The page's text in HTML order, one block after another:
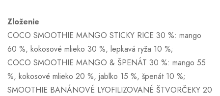
Zloženie
COCO SMOOTHIE MANGO STICKY RICE 30 %: mango
60 %, kokosové mlieko 30 %, lepkavá ryža 10 %;
COCO SMOOTHIE MANGO & ŠPENÁT 30 %: mango 55
%, kokosové mlieko 20 %, jablko 15 %, špenát 10 %;
SMOOTHIE BANÁNOVÉ LYOFILIZOVANÉ ŠTVORČEKY 20